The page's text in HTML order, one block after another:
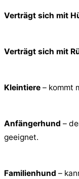
Verträgt sich mit
Verträgt sich mit
Kleintiere – kommt
Anfängerhund –
geeignet.
Familienhund –